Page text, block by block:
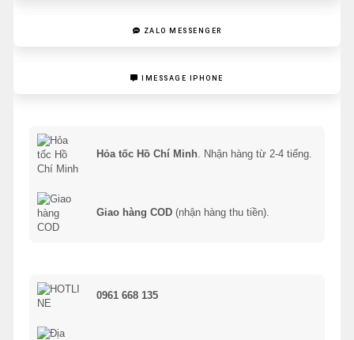
ZALO MESSENGER
IMESSAGE IPHONE
Hỏa tốc Hồ Chí Minh. Nhận hàng từ 2-4 tiếng.
Giao hàng COD (nhận hàng thu tiền).
0961 668 135